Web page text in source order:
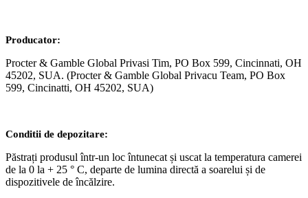
Producator:
Procter & Gamble Global Privasi Tim, PO Box 599, Cincinnati, OH
45202, SUA. (Procter & Gamble Global Privacu Team, PO Box
599, Cincinatti, OH 45202, SUA)
Conditii de depozitare:
Păstrați produsul într-un loc întunecat și uscat la temperatura camerei
de la 0 la + 25 ° C, departe de lumina directă a soarelui și de
dispozitivele de încălzire.